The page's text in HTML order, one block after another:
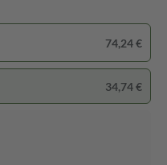
74,24 €
34,74 €